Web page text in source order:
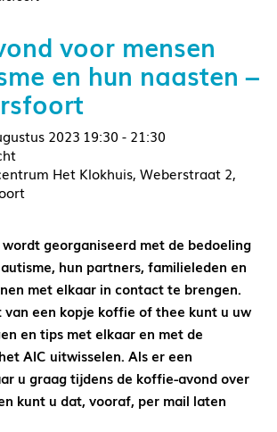
voor mensen
en hun naasten –
2023 19:30 - 21:30
Het Klokhuis, Weberstraat 2,
georganiseerd met de bedoeling
hun partners, familieleden en
met elkaar in contact te brengen.
een kopje koffie of thee kunt u uw
en tips met elkaar en met de
AIC uitwisselen. Als er een
u graag tijdens de koffie-avond over
kunt u dat, vooraf, per mail laten